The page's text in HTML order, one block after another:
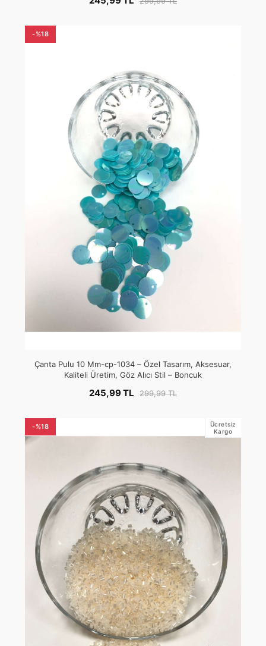
-%18
Çanta Pulu 10 Mm-cp-1034 – Özel Tasarım, Aksesuar,
Kaliteli Üretim, Göz Alıcı Stil – Boncuk
245,99 TL 299,99 TL
-%18
Ücretsiz
Kargo